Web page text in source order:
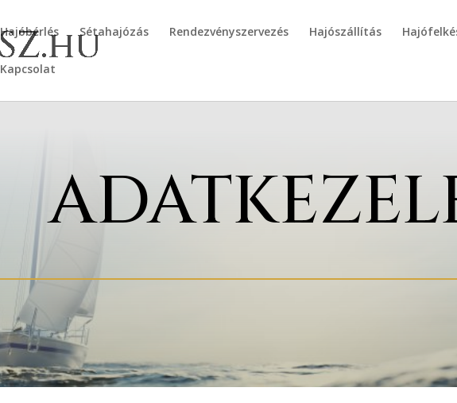
Hajóbérlés Sétahajózás Rendezvényszervezés Hajószállítás
Kapcsolat